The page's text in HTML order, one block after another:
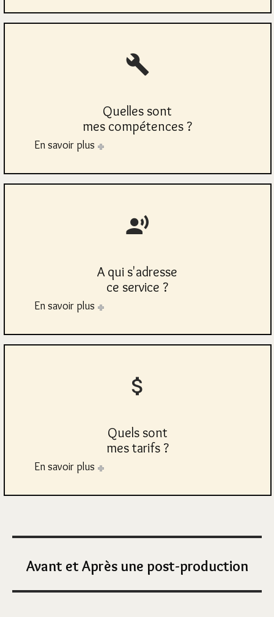
Quelles sont
mes compétences ?
En savoir plus
A qui s'adresse
ce service ?
En savoir plus
Quels sont
mes tarifs ?
En savoir plus
Avant et Après une post-production